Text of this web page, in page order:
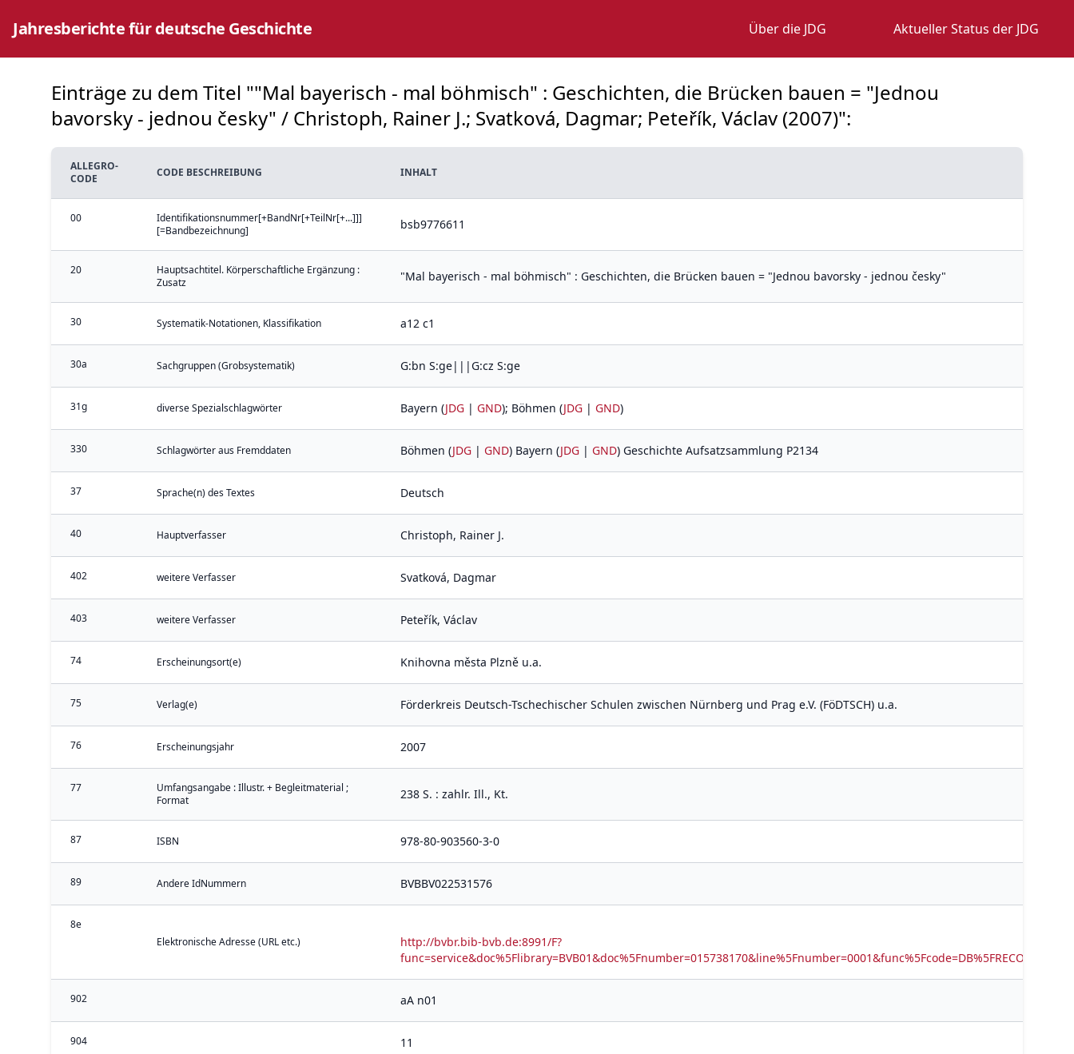
Jahresberichte für deutsche Geschichte Über die JDG Aktueller Status der JDG
Einträge zu dem Titel ""Mal bayerisch - mal böhmisch" : Geschichten, die Brücken bauen = "Jednou
bavorsky - jednou česky" / Christoph, Rainer J.; Svatková, Dagmar; Peteřík, Václav (2007)":
ALLEGRO-
CODE
CODE BESCHREIBUNG INHALT
00
Identifikationsnummer[+BandNr[+TeilNr[+...]]]
[=Bandbezeichnung]
bsb9776611
20
Hauptsachtitel. Körperschaftliche Ergänzung :
Zusatz
"Mal bayerisch - mal böhmisch" : Geschichten, die Brücken bauen = "Jednou bavorsky - jednou česky"
30 Systematik-Notationen, Klassifikation a12 c1
30a Sachgruppen (Grobsystematik) G:bn S:ge|||G:cz S:ge
31g diverse Spezialschlagwörter Bayern (JDG | GND); Böhmen (JDG | GND)
330 Schlagwörter aus Fremddaten Böhmen (JDG | GND) Bayern (JDG | GND) Geschichte Aufsatzsammlung P2134
37 Sprache(n) des Textes Deutsch
40 Hauptverfasser Christoph, Rainer J.
402 weitere Verfasser Svatková, Dagmar
403 weitere Verfasser Peteřík, Václav
74 Erscheinungsort(e) Knihovna města Plzně u.a.
75 Verlag(e) Förderkreis Deutsch-Tschechischer Schulen zwischen Nürnberg und Prag e.V. (FöDTSCH) u.a.
76 Erscheinungsjahr 2007
77
Umfangsangabe : Illustr. + Begleitmaterial ;
Format
238 S. : zahlr. Ill., Kt.
87 ISBN 978-80-903560-3-0
89 Andere IdNummern BVBBV022531576
8e
Elektronische Adresse (URL etc.)
http://bvbr.bib-bvb.de:8991/F?
902 aA n01
904 11